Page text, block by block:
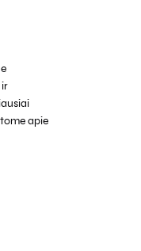
apie